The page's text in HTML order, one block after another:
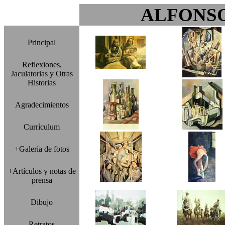
Principal
Reflexiones,
Jaculatorias y Otras
Historias
Agradecimientos
Currículum
+Galería de fotos
+Artículos y notas de
prensa
Dibujo